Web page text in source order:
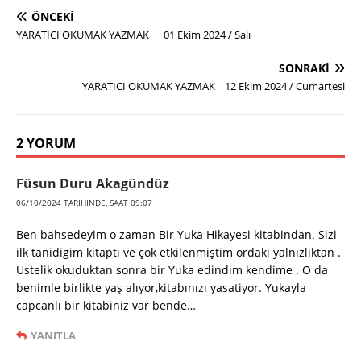
ÖNCEKI
YARATICI OKUMAK YAZMAK 01 Ekim 2024 / Salı
SONRAKI
YARATICI OKUMAK YAZMAK 12 Ekim 2024 / Cumartesi
2 YORUM
Füsun Duru Akagündüz
06/10/2024 TARIHINDE, SAAT 09:07
Ben bahsedeyim o zaman Bir Yuka Hikayesi kitabindan. Sizi
ilk tanidigim kitaptı ve çok etkilenmiştim ordaki yalnızlıktan .
Üstelik okuduktan sonra bir Yuka edindim kendime . O da
benimle birlikte yaş alıyor,kitabınızı yasatiyor. Yukayla
capcanlı bir kitabiniz var bende…
YANITLA